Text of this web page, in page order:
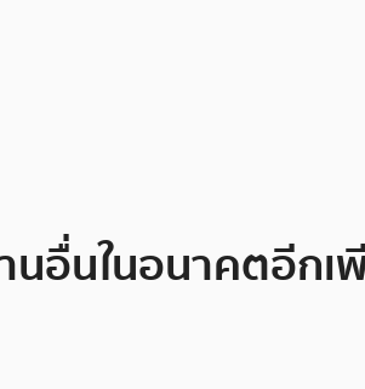
นอื่นในอนาคตอีก